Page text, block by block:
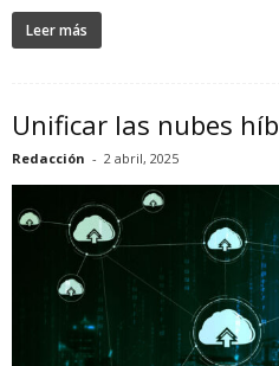
Leer más
Unificar las nubes
Redacción - 2 abril, 2025